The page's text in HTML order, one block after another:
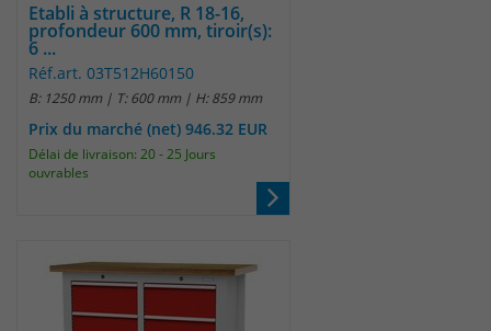
Etabli à structure, R 18-16,
profondeur 600 mm, tiroir(s):
6 ...
Réf.art. 03T512H60150
B: 1250 mm | T: 600 mm | H: 859 mm
Prix du marché (net) 946.32 EUR
Délai de livraison: 20 - 25 Jours
ouvrables